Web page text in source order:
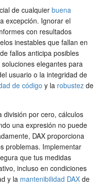
de cualquier buena
excepción. Ignorar el
con resultados
inestables que fallan en
fallos anticipa posibles
elegantes para
usuario o la integridad de
de código y la robustez de
división por cero, cálculos
una expresión no puede
DAX proporciona
problemas. Implementar
que tus medidas
incluso en condiciones
y la mantenibilidad DAX de